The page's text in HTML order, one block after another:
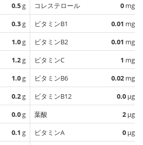
0.5g
0.3g
1.0g
1.2g
1.0g
0.2g
0.0g
0.1 g
コレステロール
0 mg
ビタミンB1
0.01 mg
ビタミンB2
0.01 mg
ビタミンC
1 mg
ビタミンB6
0.02 mg
ビタミンB12
0.0 µg
葉酸
2 µg
ビタミンA
0 µg